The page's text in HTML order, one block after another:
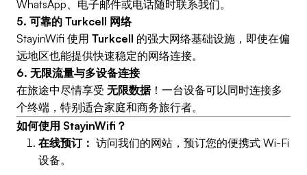
WhatsApp、电子邮件或电话随时联系我们。
5. 可靠的 Turkcell 网络
StayinWifi 使用 Turkcell 的强大网络基础设施，即使在偏
远地区也能提供快速稳定的网络连接。
6. 无限流量与多设备连接
在旅途中尽情享受 无限数据！一台设备可以同时连接多
个终端，特别适合家庭和商务旅行者。
如何使用 StayinWifi？
在线预订： 访问我们的网站，预订您的便携式 Wi-Fi
设备。